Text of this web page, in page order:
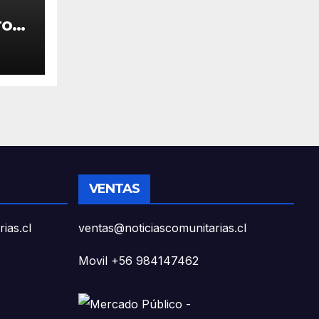
VENTAS
ventas@noticiascomunitarias.cl
Movil +56 984147462